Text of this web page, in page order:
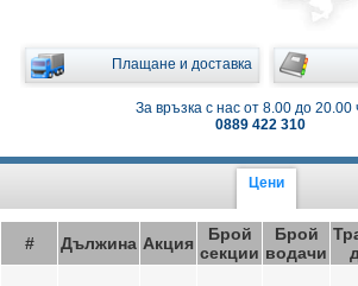
Плащане и доставка
За връзка с нас от 8.00 до 20.00
0889 422 310
Цени
# Дължина Акция
Брой
секции
Брой
водачи